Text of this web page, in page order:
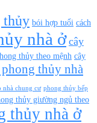
thủy bói hợp tuổi cách
nhà ở cây
thủy theo mệnh cây
thủy nhà
nhà chung cư phong thủy bếp
thủy giường ngủ theo
thủy nhà ở